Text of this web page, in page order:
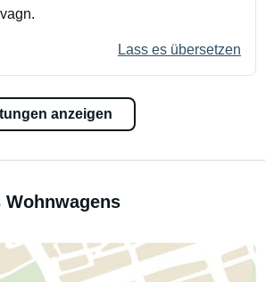
Lass es übersetzen
anzeigen